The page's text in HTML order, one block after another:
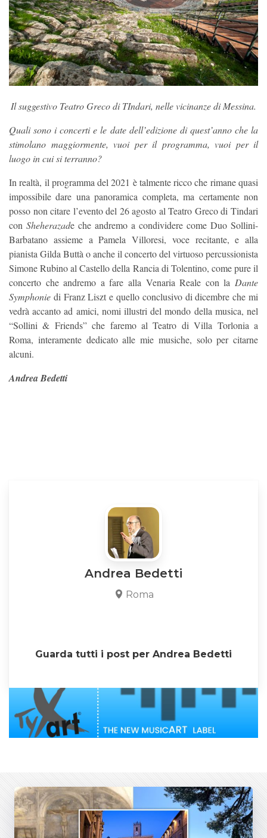
Il suggestivo Teatro Greco di TIndari, nelle vicinanze di Messina.
Quali sono i concerti e le date dell’edizione di quest’anno che la
stimolano maggiormente, vuoi per il programma, vuoi per il
luogo in cui si terranno?
In realtà, il programma del 2021 è talmente ricco che rimane quasi
impossibile dare una panoramica completa, ma certamente non
posso non citare l’evento del 26 agosto al Teatro Greco di Tindari
con Sheherazade che andremo a condividere come Duo Sollini-
Barbatano assieme a Pamela Villoresi, voce recitante, e alla
pianista Gilda Buttà o anche il concerto del virtuoso percussionista
Simone Rubino al Castello della Rancia di Tolentino, come pure il
concerto che andremo a fare alla Venaria Reale con la Dante
Symphonie di Franz Liszt e quello conclusivo di dicembre che mi
vedrà accanto ad amici, nomi illustri del mondo della musica, nel
“Sollini & Friends” che faremo al Teatro di Villa Torlonia a
Roma, interamente dedicato alle mie musiche, solo per citarne
alcuni.
Andrea Bedetti
Andrea Bedetti
Roma
Guarda tutti i post per Andrea Bedetti